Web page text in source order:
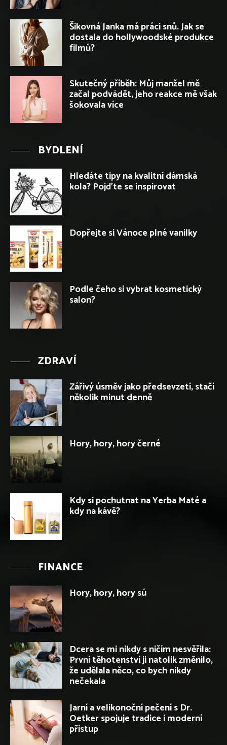
Šikovná Janka má práci snů. Jak se
dostala do hollywoodské produkce
filmů?
Skutečný příběh: Můj manžel mě
začal podvádět, jeho reakce mě však
šokovala více
BYDLENÍ
Hledáte tipy na kvalitní dámská
kola? Pojďte se inspirovat
Dopřejte si Vánoce plné vanilky
Podle čeho si vybrat kosmetický
salon?
ZDRAVÍ
Zářivý úsměv jako předsevzetí, stačí
několik minut denně
Hory, hory, hory černé
Kdy si pochutnat na Yerba Maté a
kdy na kávě?
FINANCE
Hory, hory, hory sú
Dcera se mi nikdy s ničím nesvěřila:
První těhotenství ji natolik změnilo,
že udělala něco, co bych nikdy
nečekala
Jarní a velikonoční pečení s Dr.
Oetker spojuje tradice i moderní
přístup